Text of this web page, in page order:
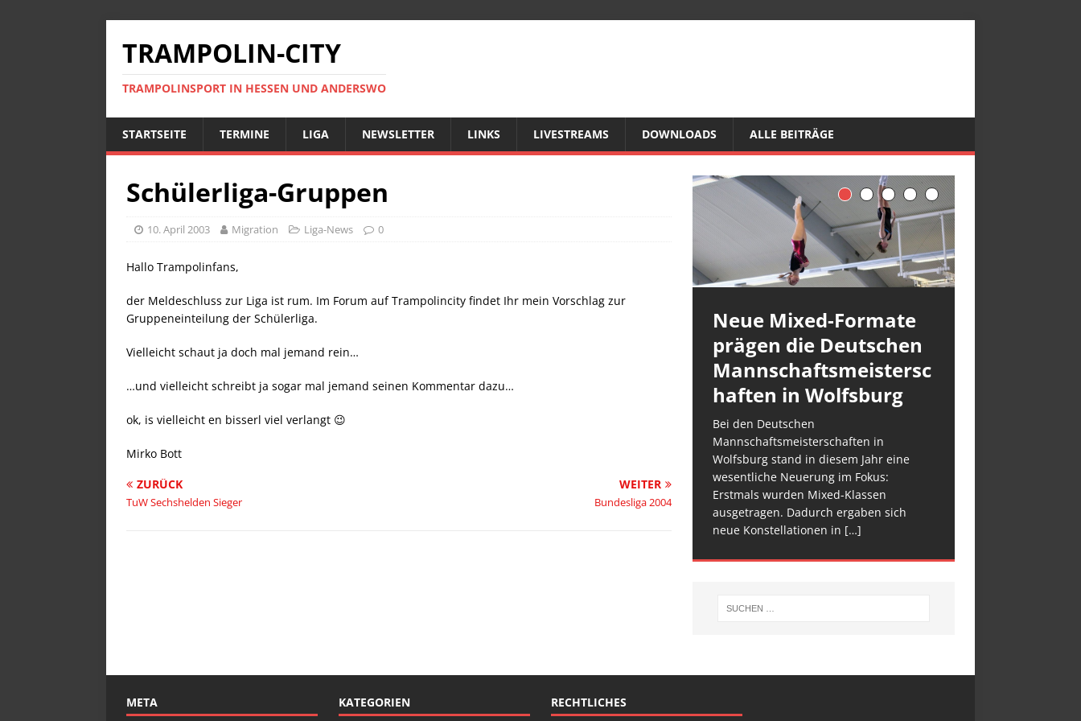
TRAMPOLIN-CITY
TRAMPOLINSPORT IN HESSEN UND ANDERSWO
STARTSEITE TERMINE LIGA NEWSLETTER LINKS LIVESTREAMS DOWNLOADS ALLE BEITRÄGE
Schülerliga-Gruppen
10. April 2003 Migration Liga-News 0
Hallo Trampolinfans,
der Meldeschluss zur Liga ist rum. Im Forum auf Trampolincity findet Ihr mein Vorschlag zur
Gruppeneinteilung der Schülerliga.
Vielleicht schaut ja doch mal jemand rein…
…und vielleicht schreibt ja sogar mal jemand seinen Kommentar dazu…
ok, is vielleicht en bisserl viel verlangt 😉
Mirko Bott
ZURÜCK
TuW Sechshelden Sieger
WEITER
Bundesliga 2004
Neue Mixed-Formate
prägen die Deutschen
Mannschaftsmeistersc
haften in Wolfsburg
Bei den Deutschen
Mannschaftsmeisterschaften in
Wolfsburg stand in diesem Jahr eine
wesentliche Neuerung im Fokus:
Erstmals wurden Mixed-Klassen
ausgetragen. Dadurch ergaben sich
neue Konstellationen in […]
META KATEGORIEN RECHTLICHES